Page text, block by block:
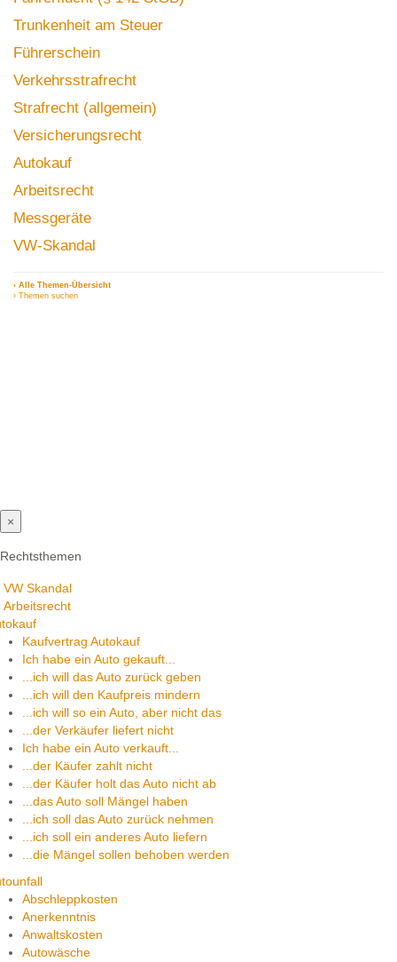
Trunkenheit am Steuer
Führerschein
Verkehrsstrafrecht
Strafrecht (allgemein)
Versicherungsrecht
Autokauf
Arbeitsrecht
Messgeräte
VW-Skandal
› Alle Themen-Übersicht
› Themen suchen
×
Rechtsthemen
VW Skandal
Arbeitsrecht
Kaufvertrag Autokauf
Ich habe ein Auto gekauft...
...ich will das Auto zurück geben
...ich will den Kaufpreis mindern
...ich will so ein Auto, aber nicht das
...der Verkäufer liefert nicht
Ich habe ein Auto verkauft...
...der Käufer zahlt nicht
...der Käufer holt das Auto nicht ab
...das Auto soll Mängel haben
...ich soll das Auto zurück nehmen
...ich soll ein anderes Auto liefern
...die Mängel sollen behoben werden
Abschleppkosten
Anerkenntnis
Anwaltskosten
Autowäsche